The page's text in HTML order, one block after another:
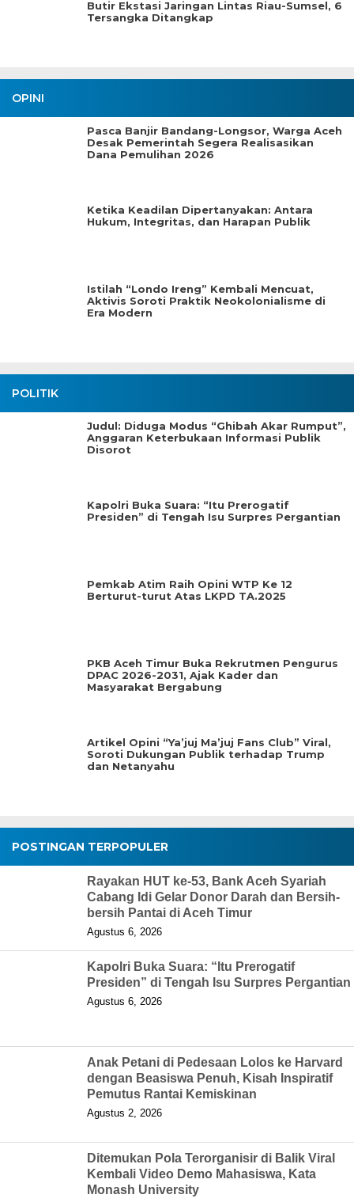
Butir Ekstasi Jaringan Lintas Riau-Sumsel, 6
Tersangka Ditangkap
OPINI
Pasca Banjir Bandang-Longsor, Warga Aceh
Desak Pemerintah Segera Realisasikan
Dana Pemulihan 2026
Ketika Keadilan Dipertanyakan: Antara
Hukum, Integritas, dan Harapan Publik
Istilah “Londo Ireng” Kembali Mencuat,
Aktivis Soroti Praktik Neokolonialisme di
Era Modern
POLITIK
Judul: Diduga Modus “Ghibah Akar Rumput”,
Anggaran Keterbukaan Informasi Publik
Disorot
Kapolri Buka Suara: “Itu Prerogatif
Presiden” di Tengah Isu Surpres Pergantian
Pemkab Atim Raih Opini WTP Ke 12
Berturut-turut Atas LKPD TA.2025
PKB Aceh Timur Buka Rekrutmen Pengurus
DPAC 2026-2031, Ajak Kader dan
Masyarakat Bergabung
Artikel Opini “Ya’juj Ma’juj Fans Club” Viral,
Soroti Dukungan Publik terhadap Trump
dan Netanyahu
POSTINGAN TERPOPULER
Rayakan HUT ke-53, Bank Aceh Syariah
Cabang Idi Gelar Donor Darah dan Bersih-
bersih Pantai di Aceh Timur
Agustus 6, 2026
Kapolri Buka Suara: “Itu Prerogatif
Presiden” di Tengah Isu Surpres Pergantian
Agustus 6, 2026
Anak Petani di Pedesaan Lolos ke Harvard
dengan Beasiswa Penuh, Kisah Inspiratif
Pemutus Rantai Kemiskinan
Agustus 2, 2026
Ditemukan Pola Terorganisir di Balik Viral
Kembali Video Demo Mahasiswa, Kata
Monash University